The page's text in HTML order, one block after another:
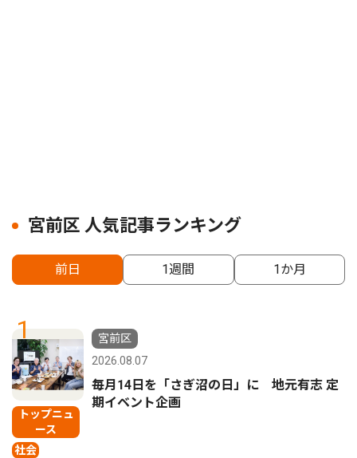
宮前区 人気記事ランキング
前日 1週間 1か月
1
トップニュ
ース
社会
宮前区
2026.08.07
毎月14日を「さぎ沼の日」に 地元有志 定
期イベント企画